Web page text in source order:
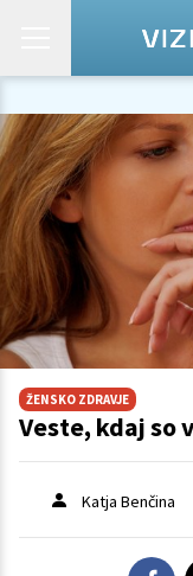
ŽENSKO ZDRAVJE
Veste, kdaj so
Katja Benčina